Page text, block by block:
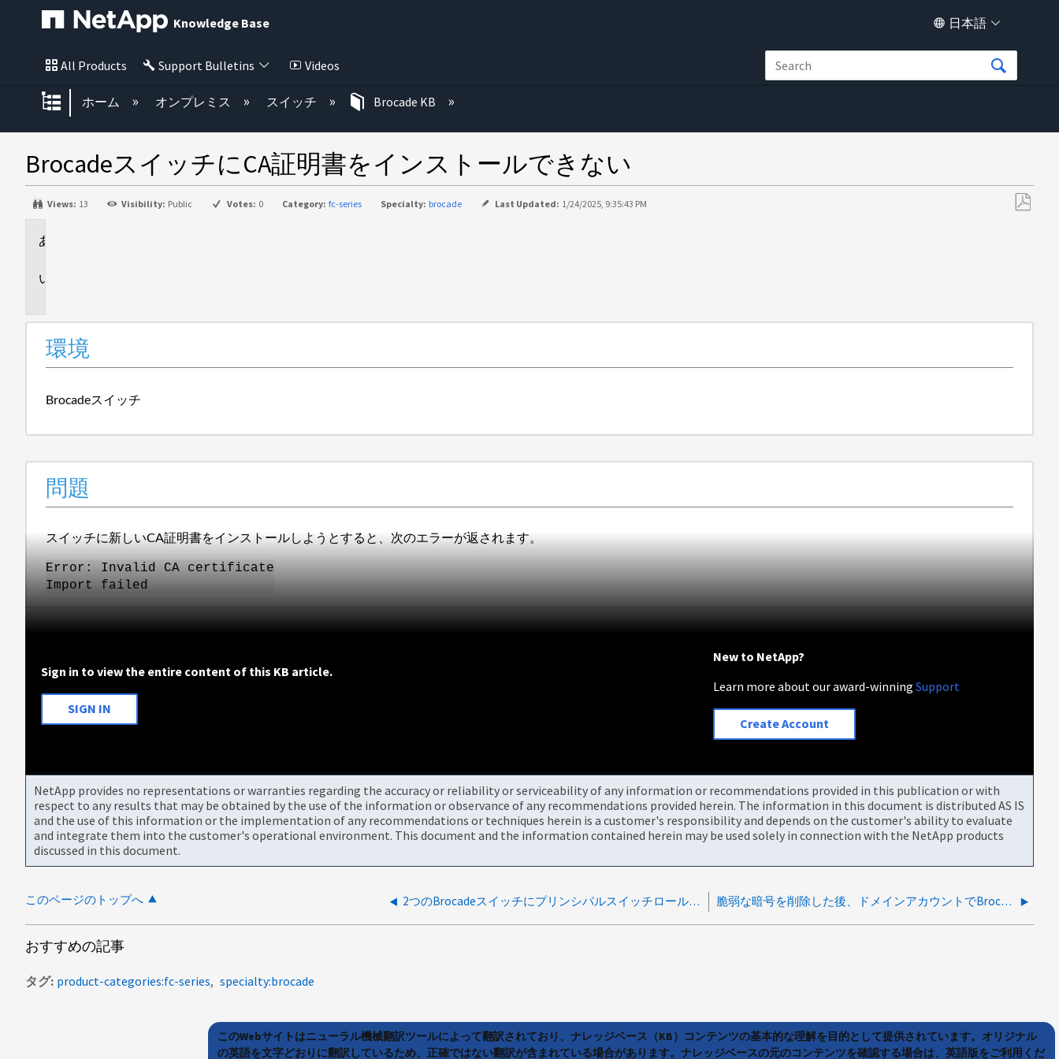
Knowledge Base 日本語
All Products Support Bulletins Videos
グローバル階層を展開/折りたたむ
ホーム オンプレミス スイッチ Brocade KB
BrocadeスイッチにCA証明書をインストールできない
Views: 13 Visibility: Public Votes: 0 Category: fc-series Specialty: brocade Last Updated: 1/24/2025, 9:35:43 PM
環境
Brocadeスイッチ
問題
スイッチに新しいCA証明書をインストールしようとすると、次のエラーが返されます。
Error: Invalid CA certificate
Import failed
Sign in to view the entire content of this KB article.
SIGN IN
New to NetApp?
Learn more about our award-winningSupport
Create Account
NetApp provides no representations or warranties regarding the accuracy or reliability or serviceability of any information or recommendations provided in this publication or with
respect to any results that may be obtained by the use of the information or observance of any recommendations provided herein. The information in this document is distributed AS IS
and the use of this information or the implementation of any recommendations or techniques herein is a customer's responsibility and depends on the customer's ability to evaluate
and integrate them into the customer's operational environment. This document and the information contained herein may be used solely in connection with the NetApp products
discussed in this document.
このページのトップへ 2つのBrocadeスイッチにプリンシパルスイッチロールが割り当てられている 脆弱な暗号を削除した後、ドメインアカウントでBrocadeスイッチにログインできない
おすすめの記事
タグ product-categories:fc-series specialty:brocade
このWebサイトはニューラル機械翻訳ツールによって翻訳されており、ナレッジベース（KB）コンテンツの基本的な理解を目的として提供されています。オリジナル
の英語を文字どおりに翻訳しているため、正確ではない翻訳が含まれている場合があります。ナレッジベースの元のコンテンツを確認する場合は、英語版をご利用くだ